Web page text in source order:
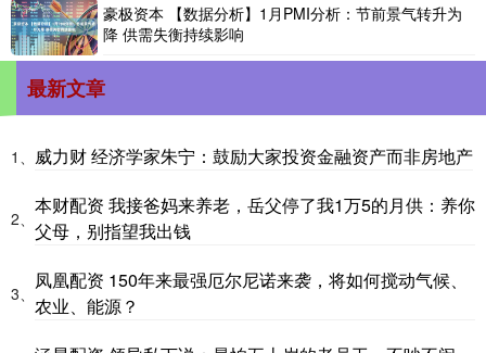
豪极资本 【数据分析】1月PMI分析：节前景气转升为
降 供需失衡持续影响
最新文章
1、 威力财 经济学家朱宁：鼓励大家投资金融资产而非房地产
2、
本财配资 我接爸妈来养老，岳父停了我1万5的月供：养你
父母，别指望我出钱
3、
凤凰配资 150年来最强厄尔尼诺来袭，将如何搅动气候、
农业、能源？